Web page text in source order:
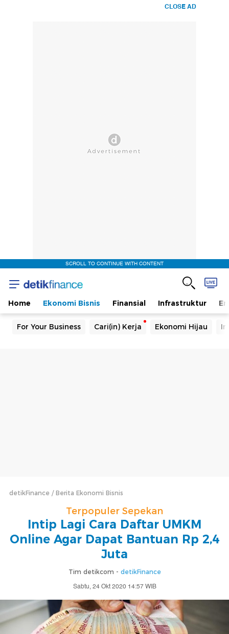
CLOSE AD
SCROLL TO CONTINUE WITH CONTENT
Home Ekonomi Bisnis Finansial Infrastruktur
For Your Business Cari(in) Kerja Ekonomi Hijau
detikFinance Berita Ekonomi Bisnis
Terpopuler Sepekan
Intip Lagi Cara Daftar UMKM
Online Agar Dapat Bantuan Rp 2,4
Juta
Tim detikcom - detikFinance
Sabtu, 24 Okt 2020 14:57 WIB